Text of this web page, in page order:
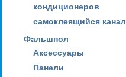
кондиционеров
самоклеящийся канал
Фальшпол
Аксессуары
Панели